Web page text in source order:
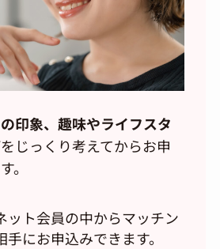
印象、趣味やライフスタ
をじっくり考えてからお申
。
ット会員の中からマッチン
にお申込みできます。